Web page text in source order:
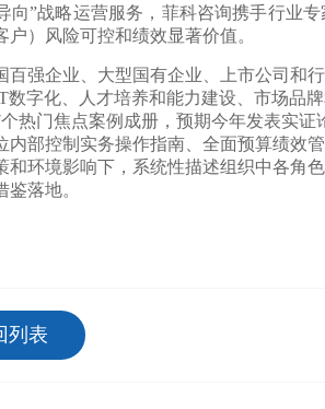
向”战略运营服务，菲科咨询携手行业
）风险可控和绩效显著价值。
强企业、大型国有企业、上市公司和
字化、人才培养和能力建设、市场品
热门焦点案例成册，预期今年发表实证
部控制实务操作指南、全面预算绩效
环境影响下，系统性描述组织中各角色
落地。
列表